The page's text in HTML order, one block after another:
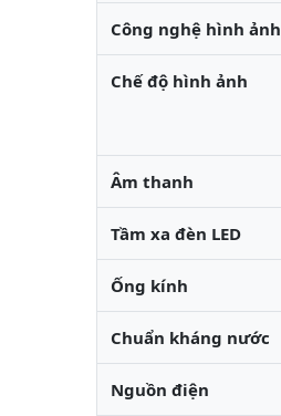
Công nghệ hình ảnh
Chế độ hình ảnh
Âm thanh
Tầm xa đèn LED
Ống kính
Chuẩn kháng nước
Nguồn điện